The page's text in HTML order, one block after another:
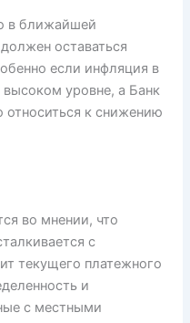
в ближайшей
оставаться
если инфляция в
высоком уровне, а Банк
к снижению
во мнении, что
с
текущего платежного
и
с местными